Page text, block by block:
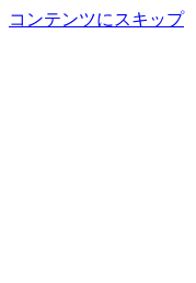
コンテンツにスキップ